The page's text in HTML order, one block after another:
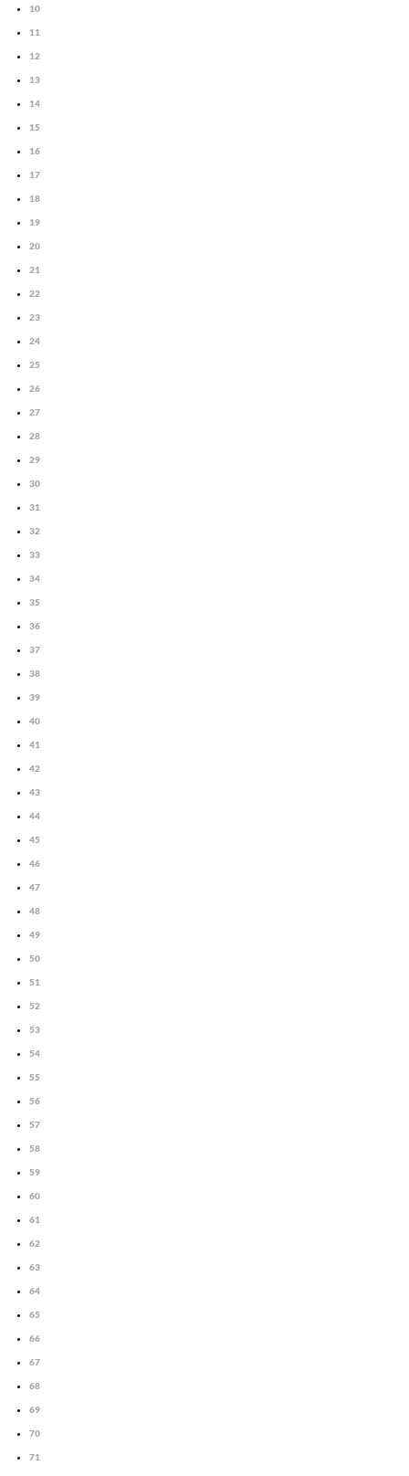
10
11
12
13
14
15
16
17
18
19
20
21
22
23
24
25
26
27
28
29
30
31
32
33
34
35
36
37
38
39
40
41
42
43
44
45
46
47
48
49
50
51
52
53
54
55
56
57
58
59
60
61
62
63
64
65
66
67
68
69
70
71